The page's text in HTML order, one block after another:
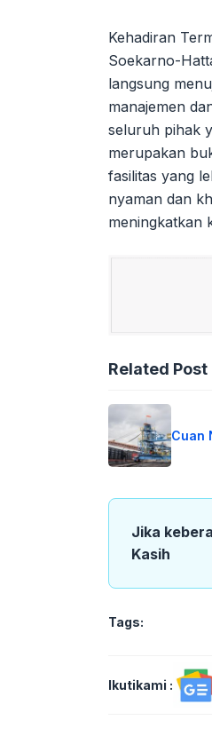
Kehadiran
Soekarno-
langsung
manajemen
seluruh pihak
merupakan
fasilitas yang
nyaman dan
meningkatkan
Related Post
Cuan
Jika
Kasih
Tags:
Ikutikami :